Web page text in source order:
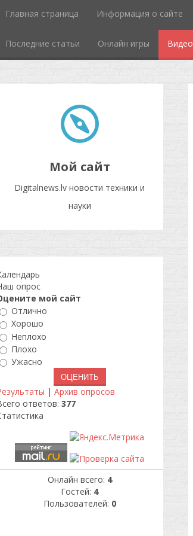
Главная страница Информация о сайте
Последние статьи Онлайн игры Видео
Мой сайт
Digitalnews.lv новости техники и
науки
опрос
мой сайт
Отлично
Хорошо
Неплохо
Плохо
Ужасно
| Архив опросов
ответов: 377
Онлайн всего: 4
Гостей: 4
Пользователей: 0